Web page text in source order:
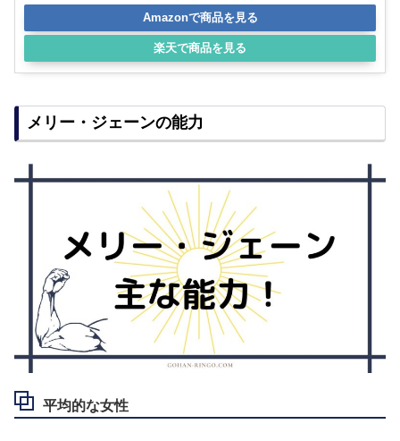
Amazonで商品を見る
楽天で商品を見る
メリー・ジェーンの能力
平均的な女性